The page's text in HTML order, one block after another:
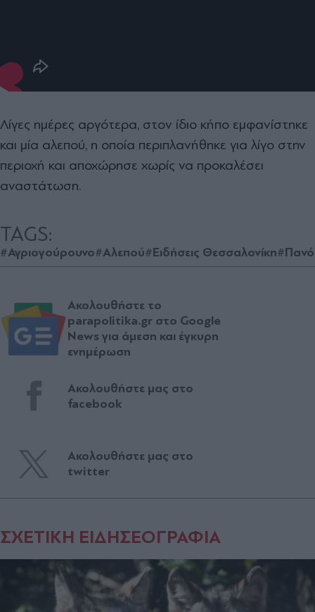
Λίγες ημέρες αργότερα, στον ίδιο κήπο εμφανίστηκε
και μία αλεπού, η οποία περιπλανήθηκε για λίγο στην
περιοχή και αποχώρησε χωρίς να προκαλέσει
αναστάτωση.
TAGS:
#Αγριογούρουνο#Αλεπού#Ειδήσεις Θεσσαλονίκη
Ακολουθήστε το
parapolitika.gr στο Google
News για άμεση και έγκυρη
ενημέρωση
Ακολουθήστε μας στο
facebook
Ακολουθήστε μας στο
twitter
ΣΧΕΤΙΚΗ ΕΙΔΗΣΕΟΓΡΑΦΙΑ